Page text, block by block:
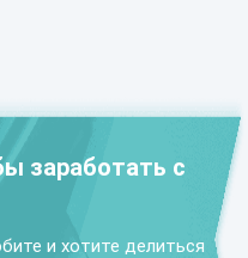
заработать с
и хотите делиться